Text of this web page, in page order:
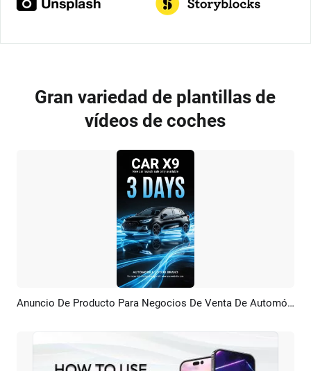
Gran variedad de plantillas de
vídeos de coches
Previsualizar Crear IA Anuncio De Producto Para Negocios De Venta De Automóviles Con IA